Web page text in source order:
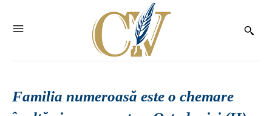
Familia numeroasă este o chemare